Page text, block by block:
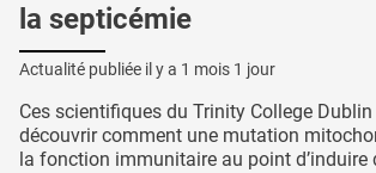
la septicémie
Actualité publiée il y a 1 mois 1 jour
Ces scientifiques du Trinity College
découvrir comment une mutation
la fonction immunitaire au point d’induire